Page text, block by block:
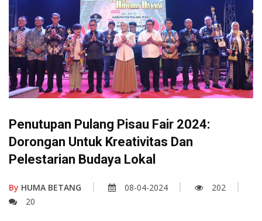
Penutupan Pulang Pisau Fair 2024:
Dorongan Untuk Kreativitas Dan
Pelestarian Budaya Lokal
By HUMA BETANG 08-04-2024
202
20